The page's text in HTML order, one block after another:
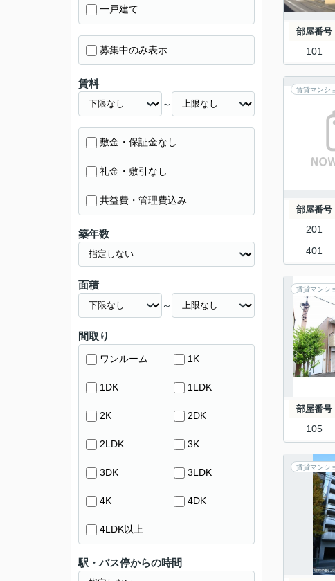
部屋番号
101
賃貸マンシ
部屋番号
201
401
賃貸マンシ
部屋番号
105
賃貸マンシ
一戸建て
募集中のみ表示
賃料
～
敷金・保証金なし
礼金・敷引なし
共益費・管理費込み
築年数
面積
～
間取り
ワンルーム 1K
1DK 1LDK
2K 2DK
2LDK 3K
3DK 3LDK
4K 4DK
4LDK以上
駅・バス停からの時間